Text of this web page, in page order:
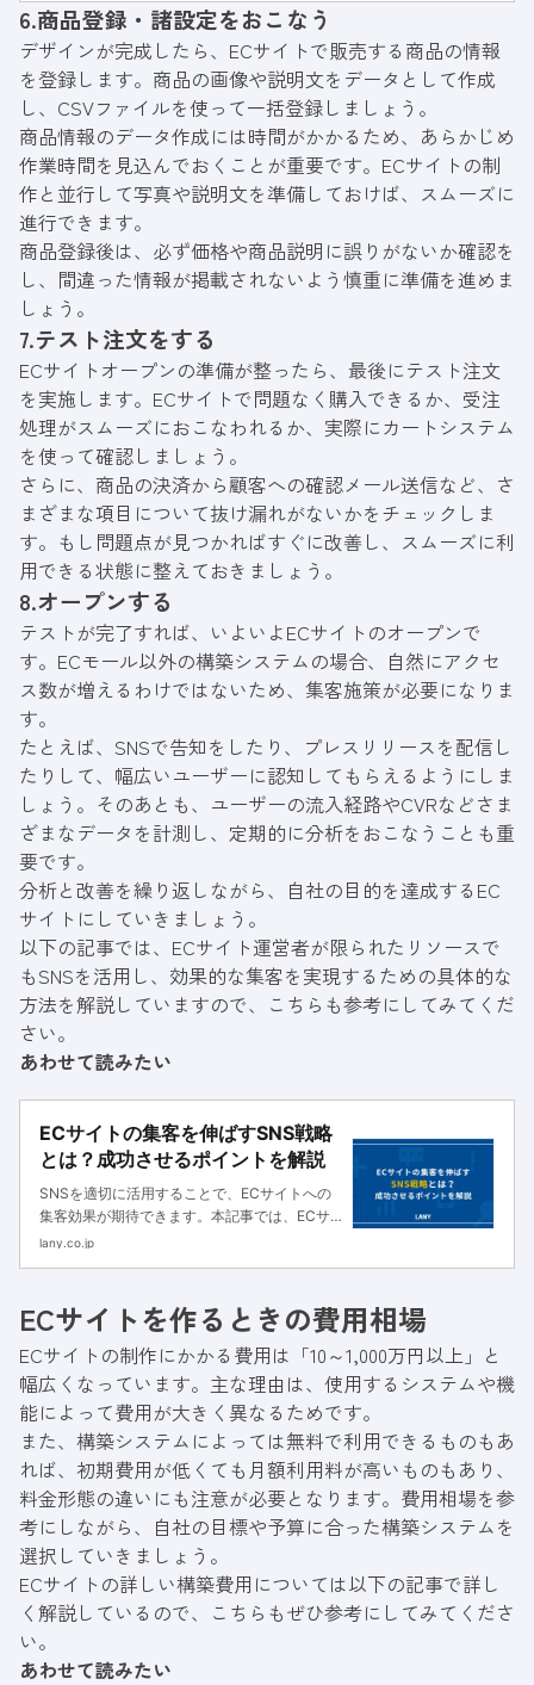
紹介します。
6.商品登録・諸設定をおこなう
デザインが完成したら、ECサイトで販売する商品の情報
を登録します。商品の画像や説明文をデータとして作成
し、CSVファイルを使って一括登録しましょう。
商品情報のデータ作成には時間がかかるため、あらかじめ
作業時間を見込んでおくことが重要です。ECサイトの制
作と並行して写真や説明文を準備しておけば、スムーズに
進行できます。
商品登録後は、必ず価格や商品説明に誤りがないか確認を
し、間違った情報が掲載されないよう慎重に準備を進めま
しょう。
7.テスト注文をする
ECサイトオープンの準備が整ったら、最後にテスト注文
を実施します。ECサイトで問題なく購入できるか、受注
処理がスムーズにおこなわれるか、実際にカートシステム
を使って確認しましょう。
さらに、商品の決済から顧客への確認メール送信など、さ
まざまな項目について抜け漏れがないかをチェックしま
す。もし問題点が見つかればすぐに改善し、スムーズに利
用できる状態に整えておきましょう。
8.オープンする
テストが完了すれば、いよいよECサイトのオープンで
す。ECモール以外の構築システムの場合、自然にアクセ
ス数が増えるわけではないため、集客施策が必要になりま
す。
たとえば、SNSで告知をしたり、プレスリリースを配信し
たりして、幅広いユーザーに認知してもらえるようにしま
しょう。そのあとも、ユーザーの流入経路やCVRなどさま
ざまなデータを計測し、定期的に分析をおこなうことも重
要です。
分析と改善を繰り返しながら、自社の目的を達成するEC
サイトにしていきましょう。
以下の記事では、ECサイト運営者が限られたリソースで
もSNSを活用し、効果的な集客を実現するための具体的な
方法を解説していますので、こちらも参考にしてみてくだ
さい。
あわせて読みたい
ECサイトの集客を伸ばすSNS戦略
とは？成功させるポイントを解説
SNSを適切に活用することで、ECサイトへの
集客効果が期待できます。本記事では、ECサ
イトがSNSを活用するメリット・デメリット、
lany.co.jp
ECサイトを作るときの費用相場
ECサイトの制作にかかる費用は「10～1,000万円以上」と
幅広くなっています。主な理由は、使用するシステムや機
能によって費用が大きく異なるためです。
また、構築システムによっては無料で利用できるものもあ
れば、初期費用が低くても月額利用料が高いものもあり、
料金形態の違いにも注意が必要となります。費用相場を参
考にしながら、自社の目標や予算に合った構築システムを
選択していきましょう。
ECサイトの詳しい構築費用については以下の記事で詳し
く解説しているので、こちらもぜひ参考にしてみてくださ
い。
あわせて読みたい